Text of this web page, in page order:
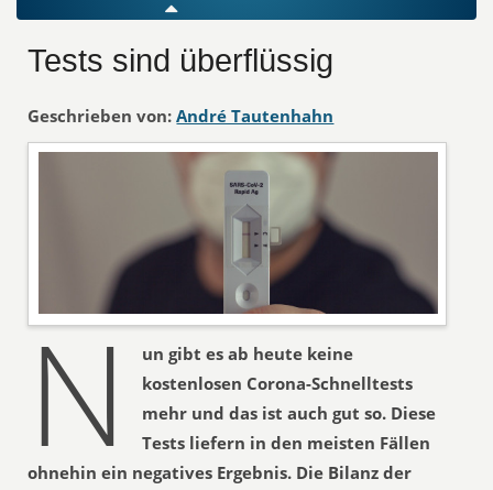
Tests sind überflüssig
Geschrieben von: André Tautenhahn
N
un gibt es ab heute keine
kostenlosen Corona-Schnelltests
mehr und das ist auch gut so. Diese
Tests liefern in den meisten Fällen
ohnehin ein negatives Ergebnis. Die Bilanz der